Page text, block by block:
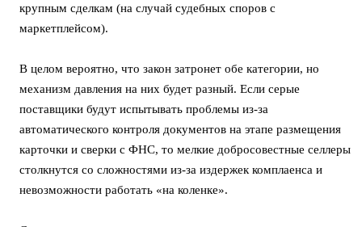
крупным сделкам (на случай судебных споров с
маркетплейсом).
В целом вероятно, что закон затронет обе категории, но
механизм давления на них будет разный. Если серые
поставщики будут испытывать проблемы из-за
автоматического контроля документов на этапе размещения
карточки и сверки с ФНС, то мелкие добросовестные селлеры
столкнутся со сложностями из-за издержек комплаенса и
невозможности работать «на коленке».